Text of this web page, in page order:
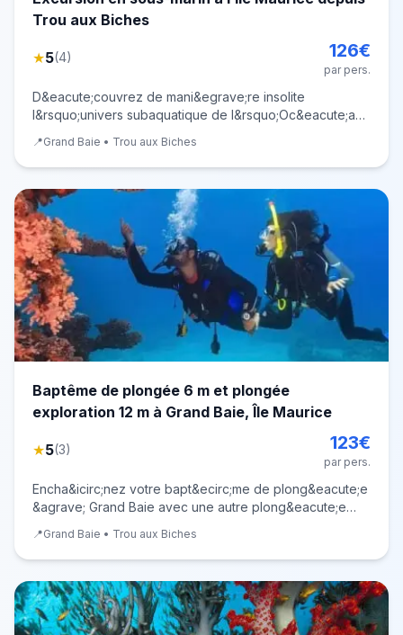
Trou aux Biches
★5(4) 126€
par pers.
D&eacute;couvrez de mani&egrave;re insolite
l&rsquo;univers subaquatique de l&rsquo;Oc&eacute;an
&agrave; l&rsquo;&Icirc;le Maurice ! Exp&eacute;rience
unique en son genre sur l&rsquo;&Icirc;le Ma
📍Grand Baie • Trou aux Biches
Baptême de plongée 6 m et plongée
exploration 12 m à Grand Baie, Île Maurice
★5(3) 123€
par pers.
Encha&icirc;nez votre bapt&ecirc;me de plong&eacute;e
&agrave; Grand Baie avec une autre plong&eacute;e
site de plong&eacute;e magnifique ! Id&eacute;al pour
d&eacute;couvrir la plong&eacute;e dans
📍Grand Baie • Trou aux Biches